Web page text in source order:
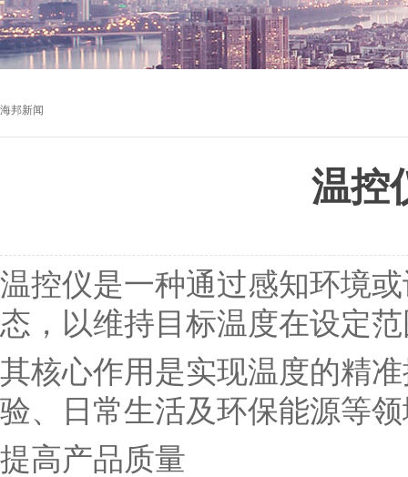
海邦新闻
温控
温控仪是一种通过感知环境
态，以维持目标温度在设定
其核心作用是实现温度的精
验、日常生活及环保能源等
提高产品质量